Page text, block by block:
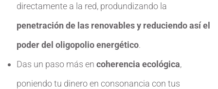
directamente a la red, produndizando la
penetración de las renovables y reduciendo así el
poder del oligopolio energético.
Das un paso más en coherencia ecológica,
poniendo tu dinero en consonancia con tus